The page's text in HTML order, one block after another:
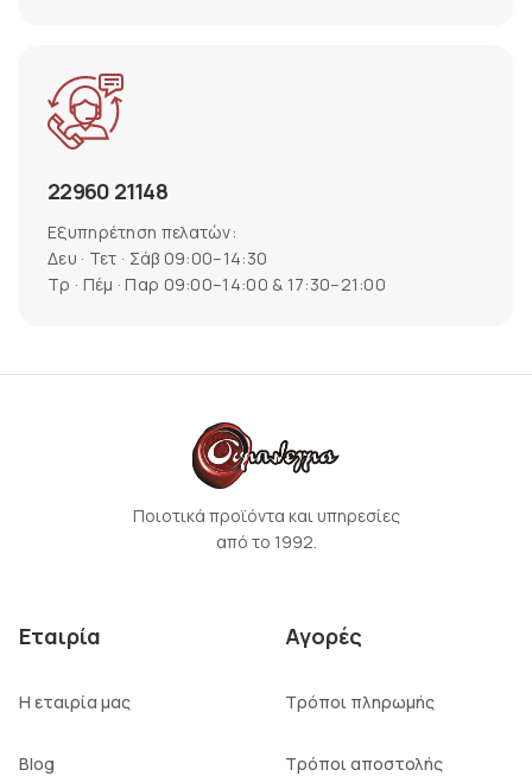
22960 21148
Εξυπηρέτηση πελατών:
Δευ · Τετ · Σάβ 09:00–14:30
Τρ · Πέμ · Παρ 09:00–14:00 & 17:30–21:00
Ποιοτικά προϊόντα και υπηρεσίες
από το 1992.
Εταιρία
Η εταιρία μας
Blog
Αγορές
Τρόποι πληρωμής
Τρόποι αποστολής